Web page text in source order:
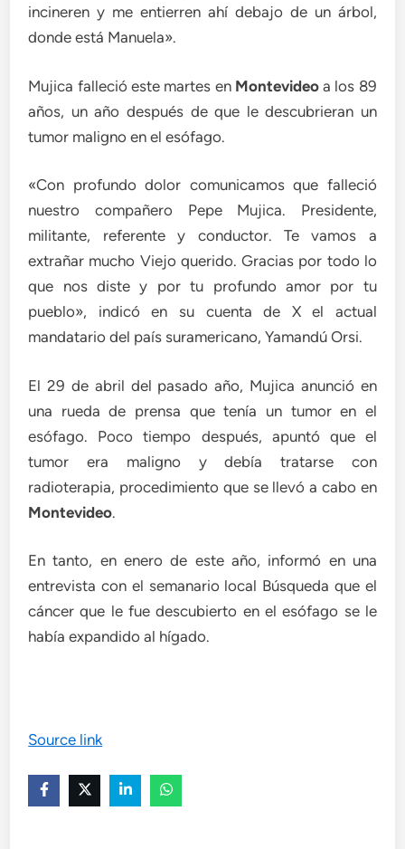
incineren y me entierren ahí debajo de un árbol,
donde está Manuela».
Mujica falleció este martes en Montevideoa los 89
años, un año después de que le descubrieran un
tumor maligno en el esófago.
«Con profundo dolor comunicamos que falleció
nuestro compañero Pepe Mujica. Presidente,
militante, referente y conductor. Te vamos a
extrañar mucho Viejo querido. Gracias por todo lo
que nos diste y por tu profundo amor por tu
pueblo», indicó en su cuenta de X el actual
mandatario del país suramericano, Yamandú Orsi.
El 29 de abril del pasado año, Mujica anunció en
una rueda de prensa que tenía un tumor en el
esófago. Poco tiempo después, apuntó que el
tumor era maligno y debía tratarse con
radioterapia, procedimiento que se llevó a cabo en
Montevideo.
En tanto, en enero de este año, informó en una
entrevista con el semanario local Búsqueda que el
cáncer que le fue descubierto en el esófago se le
había expandido al hígado.
Source link